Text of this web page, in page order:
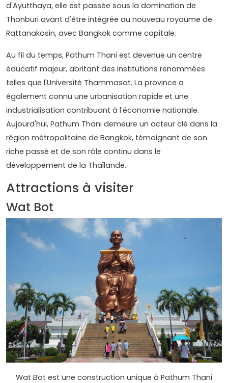
d'Ayutthaya, elle est passée sous la domination de
Thonburi avant d'être intégrée au nouveau royaume de
Rattanakosin, avec Bangkok comme capitale.
Au fil du temps, Pathum Thani est devenue un centre
éducatif majeur, abritant des institutions renommées
telles que l'Université Thammasat. La province a
également connu une urbanisation rapide et une
industrialisation contribuant à l'économie nationale.
Aujourd'hui, Pathum Thani demeure un acteur clé dans la
région métropolitaine de Bangkok, témoignant de son
riche passé et de son rôle continu dans le
développement de la Thaïlande.
Attractions à visiter
Wat Bot
Wat Bot est une construction unique à Pathum Thani